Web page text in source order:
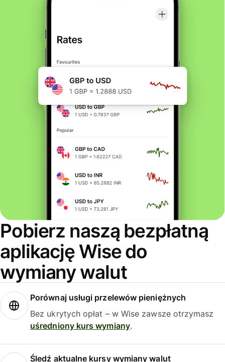
Pobierz naszą bezpłatną
aplikację Wise do
wymiany walut
Porównaj usługi przelewów pieniężnych
Bez ukrytych opłat – w Wise zawsze otrzymasz
uśredniony kurs wymiany.
Śledź aktualne kursy wymiany walut